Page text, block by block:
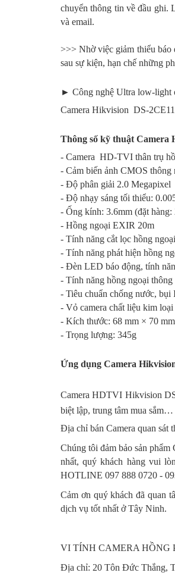
chuyển thông tin về đầu ghi.
và email.
>>> Nhờ việc giảm thiểu
sau sự kiện, hạn chế những
► Công nghệ Ultra low-light
Camera Hikvision DS-
Thông số kỹ thuật Camera
- Camera HD-TVI thân trụ
- Cảm biến ảnh CMOS
- Độ phân giải 2.0 Megapixel
- Độ nhạy sáng tối thiểu:
- Ống kính: 3.6mm (đặt
- Hồng ngoại EXIR 20m
- Tính năng cắt lọc hồng
- Tính năng phát hiện hồng
- Đèn LED báo động, tính
- Tính năng hồng ngoại
- Tiêu chuẩn chống nước, bụi
- Vỏ camera chất liệu kim loại
- Kích thước: 68 mm × 70
- Trọng lượng: 345g
Ứng dụng Camera
Camera HDTVI Hikvision
biệt lập, trung tâm mua sắm…
Địa chỉ bán Camera quan
Chúng tôi đảm bảo sản
nhất, quý khách hàng vui
HOTLINE 097 888 0720 -
Cảm ơn quý khách đã quan
dịch vụ tốt nhất ở Tây Ninh.
VI TÍNH CAMERA HỒNG
Địa chỉ: 20 Tôn Đức Thắng,